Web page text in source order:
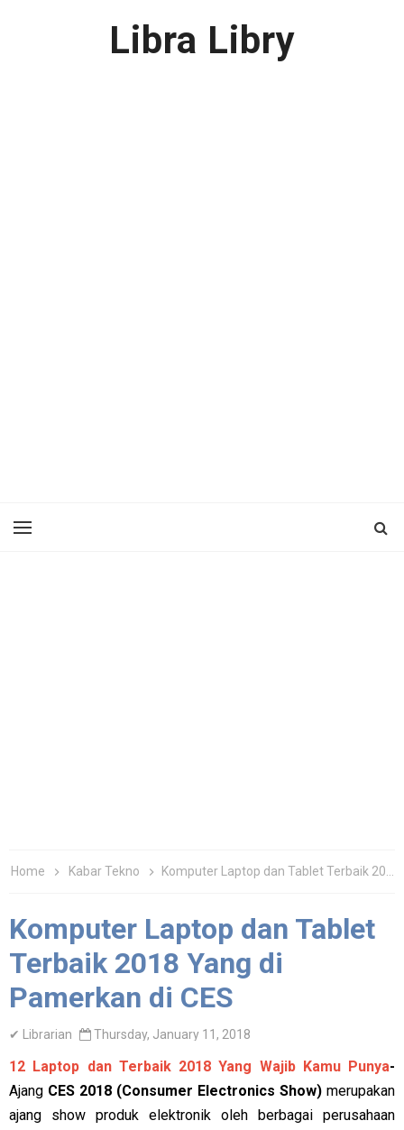
Libra Libry
Home Kabar Tekno Komputer Laptop dan Tablet Terbaik 2018 Yang di Pamerkan di CES
Komputer Laptop dan Tablet
Terbaik 2018 Yang di
Pamerkan di CES
✔ Librarian Thursday, January 11, 2018
12 Laptop dan Terbaik 2018 Yang Wajib Kamu Punya-
Ajang CES 2018 (Consumer Electronics Show) merupakan
ajang show produk elektronik oleh berbagai perusahaan